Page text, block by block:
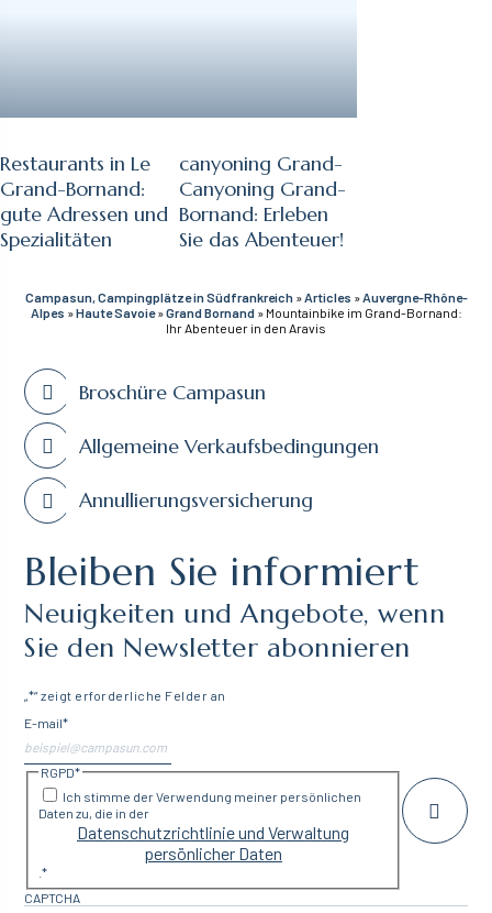
Restaurants in Le
Grand-Bornand:
gute Adressen und
Spezialitäten
canyoning Grand-
Canyoning Grand-
Bornand: Erleben
Sie das Abenteuer!
Campasun, Campingplätze in Südfrankreich» Articles » Auvergne-Rhône-
Alpes »Haute Savoie»Grand Bornand» Mountainbike im Grand-Bornand:
Ihr Abenteuer in den Aravis
Broschüre Campasun
Allgemeine Verkaufsbedingungen
Annullierungsversicherung
Bleiben Sie informiert
Neuigkeiten und Angebote, wenn
Sie den Newsletter abonnieren
*“ zeigt erforderliche Felder an
E-mail*
RGPD*
Ich stimme der Verwendung meiner persönlichen
Daten zu, die in der
Datenschutzrichtlinie und Verwaltung
persönlicher Daten
.*
CAPTCHA